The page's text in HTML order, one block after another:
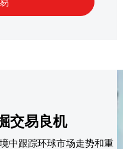
交易良机
中跟踪环球市场走势和重